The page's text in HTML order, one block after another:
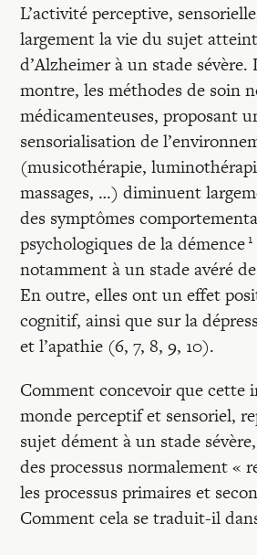
L’activité perceptive,
largement la vie du sujet
d’Alzheimer à un stade sévère.
montre, les méthodes de soin
médicamenteuses, proposant
sensorialisation de
(musicothérapie,
massages, …) diminuent
des symptômes
psychologiques de la démence1
notamment à un stade avéré
En outre, elles ont un effet
cognitif, ainsi que sur la
et l’apathie (6, 7, 8, 9, 10).
Comment concevoir que cette
monde perceptif et sensoriel,
sujet dément à un stade
des processus normalement «
les processus primaires et
Comment cela se traduit-il